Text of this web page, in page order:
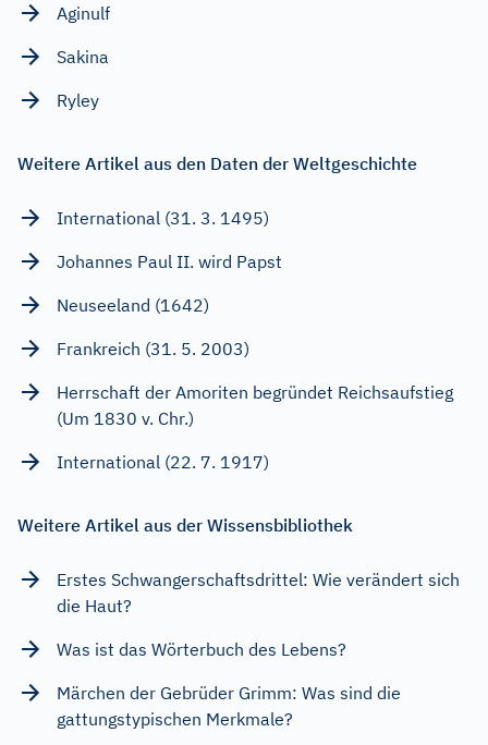
Aginulf
Sakina
Ryley
Weitere Artikel aus den Daten der Weltgeschichte
International (31. 3. 1495)
Johannes Paul II. wird Papst
Neuseeland (1642)
Frankreich (31. 5. 2003)
Herrschaft der Amoriten begründet Reichsaufstieg
(Um 1830 v. Chr.)
International (22. 7. 1917)
Weitere Artikel aus der Wissensbibliothek
Erstes Schwangerschaftsdrittel: Wie verändert sich
die Haut?
Was ist das Wörterbuch des Lebens?
Märchen der Gebrüder Grimm: Was sind die
gattungstypischen Merkmale?